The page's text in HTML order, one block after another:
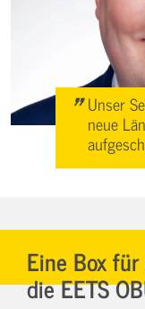
" Unser
neue
Eine Box
die EETS